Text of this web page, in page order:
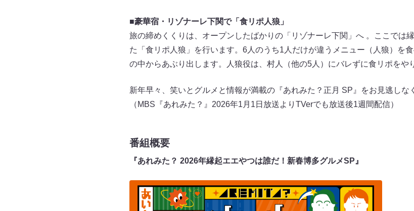
■豪華宿・リゾナーレ下関で「食リポ人狼」
旅の締めくくりは、オープンしたばかりの「リゾナーレ下関」へ 。ここでは
た「食リポ人狼」を行います。6人のうち1人だけが違うメニュー（人狼）を
の中からあぶり出します。人狼役は、村人（他の5人）にバレずに食リポをや
新年早々、笑いとグルメと情報が満載の『あれみた？正月 SP』をお見逃しな
（MBS『あれみた？』2026年1月1日放送よりTVerでも放送後1週間配信）
番組概要
『あれみた？ 2026年縁起エエやつは誰だ！新春博多グルメSP』